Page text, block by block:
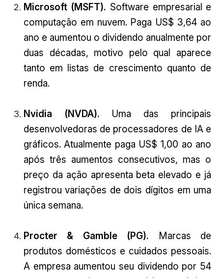
Microsoft (MSFT). Software empresarial e
computação em nuvem. Paga US$ 3,64 ao
ano e aumentou o dividendo anualmente por
duas décadas, motivo pelo qual aparece
tanto em listas de crescimento quanto de
renda.
Nvidia (NVDA). Uma das principais
desenvolvedoras de processadores de IA e
gráficos. Atualmente paga US$ 1,00 ao ano
após três aumentos consecutivos, mas o
preço da ação apresenta beta elevado e já
registrou variações de dois dígitos em uma
única semana.
Procter & Gamble (PG). Marcas de
produtos domésticos e cuidados pessoais.
A empresa aumentou seu dividendo por 54